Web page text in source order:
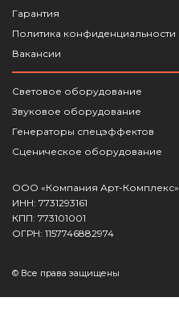
Гарантия
Политика конфиденциальности
Вакансии
Световое оборудование
Звуковое оборудование
Генераторы спецэффектов
Сценическое оборудование
ООО «Компания Арт-Комплекс»
ИНН: 7731293161
КПП: 773101001
ОГРН: 1157746882974
© Все права защищены